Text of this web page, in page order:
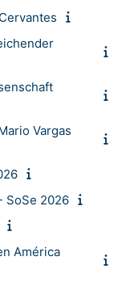
Vargas
SoSe 2026
América